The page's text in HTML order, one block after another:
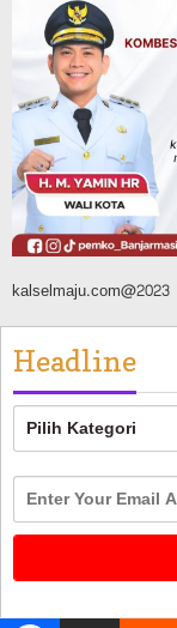
28 Pelajar
Latihan
TNI-Polri
Agustus 9, 2026
kalselmaju.com@2023
Headline
Headline